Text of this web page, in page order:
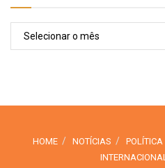
HOME NOTÍCIAS POLÍTICA
INTERNACIONAL